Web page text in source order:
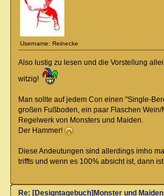
Username: Reinecke
Also lustig zu lesen und die Vorstellung
witzig!
Man sollte auf jedem Con einen "Single-
großen Fußboden, ein paar Flaschen Wein/
Regelwerk von Monsters und Maiden.
Der Hammer!
Diese Andeutungen sind allerdings imho
triffts und wenn es 100% absicht ist, dann
Re: [Designtagebuch]Monster und Maiden